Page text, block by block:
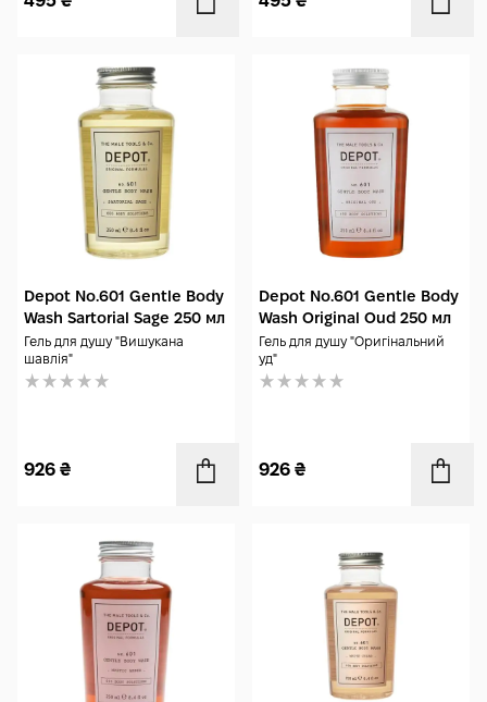
Depot No.601 Gentle Body
Wash Sartorial Sage 250 мл
Гель для душу "Вишукана
шавлія"
926 ₴
Depot No.601 Gentle Body
Wash Original Oud 250 мл
Гель для душу "Оригінальний
уд"
926 ₴